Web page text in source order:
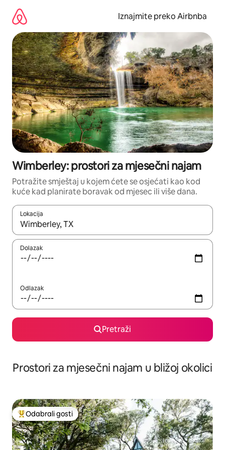
sadržaj
Iznajmite preko Airbnba
Wimberley: prostori za mjesečni najam
Potražite smještaj u kojem ćete se osjećati kao kod
kuće kad planirate boravak od mjesec ili više dana.
Lokacija
Kada budu dostupni rezultati, moći ćete ih pregledati
Dolazak
Odlazak
Pretraži
Prostori za mjesečni najam u bližoj okolici
Među najviše rangiranima s oznakom „Odabrali gosti”
Odabrali gosti